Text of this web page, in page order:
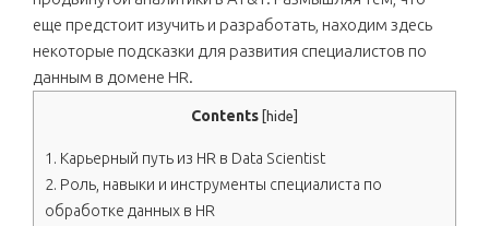
еще предстоит изучить и разработать, находим здесь
некоторые подсказки для развития специалистов по
данным в домене HR.
Contents [ hide]
1. Карьерный путь из HR в Data Scientist
2. Роль, навыки и инструменты специалиста по
обработке данных в HR